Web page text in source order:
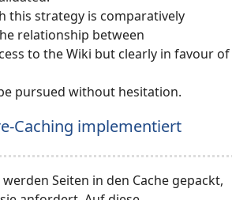
this strategy is comparatively
relationship between
to the Wiki but clearly in favour of
pursued without hesitation.
Caching implementiert
Seiten in den Cache gepackt,